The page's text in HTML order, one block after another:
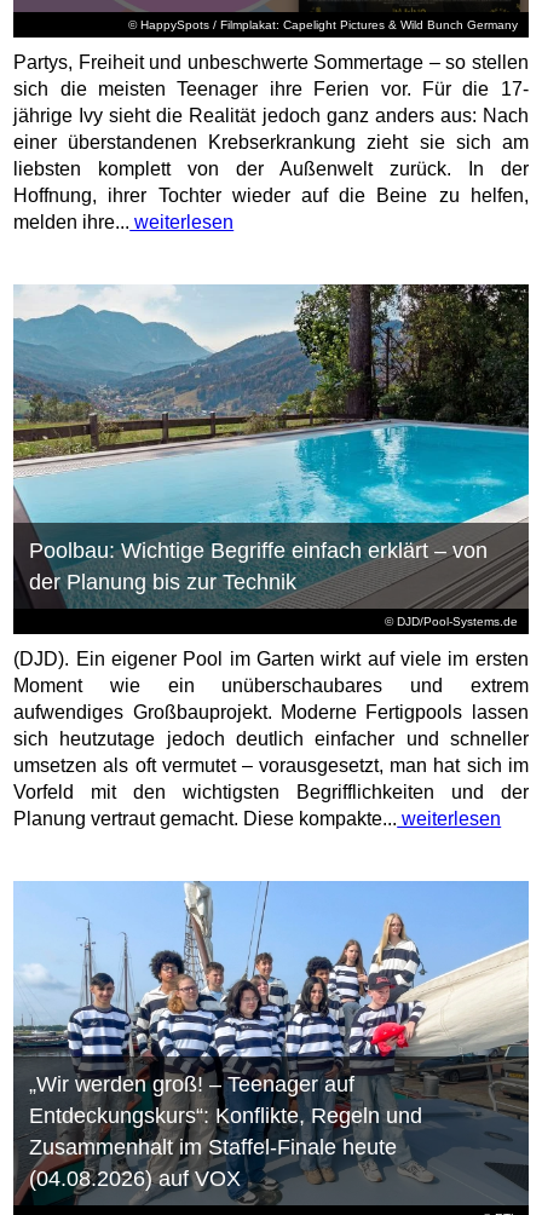
© HappySpots / Filmplakat: Capelight Pictures & Wild Bunch Germany
Partys, Freiheit und unbeschwerte Sommertage – so stellen
sich die meisten Teenager ihre Ferien vor. Für die 17-
jährige Ivy sieht die Realität jedoch ganz anders aus: Nach
einer überstandenen Krebserkrankung zieht sie sich am
liebsten komplett von der Außenwelt zurück. In der
Hoffnung, ihrer Tochter wieder auf die Beine zu helfen,
melden ihre... weiterlesen
© DJD/Pool-Systems.de
Poolbau: Wichtige Begriffe einfach erklärt – von
der Planung bis zur Technik
(DJD). Ein eigener Pool im Garten wirkt auf viele im ersten
Moment wie ein unüberschaubares und extrem
aufwendiges Großbauprojekt. Moderne Fertigpools lassen
sich heutzutage jedoch deutlich einfacher und schneller
umsetzen als oft vermutet – vorausgesetzt, man hat sich im
Vorfeld mit den wichtigsten Begrifflichkeiten und der
Planung vertraut gemacht. Diese kompakte... weiterlesen
„Wir werden groß! – Teenager auf
Entdeckungskurs“: Konflikte, Regeln und
Zusammenhalt im Staffel-Finale heute
(04.08.2026) auf VOX